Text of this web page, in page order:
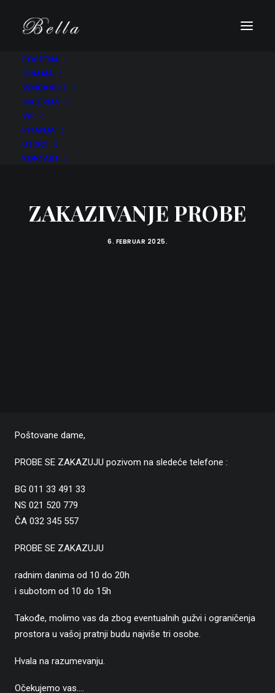
POČETNA
O NAMA
VENČANICE
GALERIJA
VIP
PITANJA
UTISCI
KONTAKT
ZAKAZIVANJE PROBE
6. FEBRUAR 2025.
Poštovane dame,
PROBE SE ZAKAZUJU pozivom na sledeće telefone :
BG 011 33 491 33
NS 021 520 779
ČA 032 345 557
PROBE SE ZAKAZUJU
radnim danima od 10 do 20h
i subotom od 10 do 15h
Takođe, molimo vas da zbog eventualnih gužvi i ograničenja
prostora u vašoj pratnji budu najviše tri osobe.
Hvala na razumevanju.
Očekujemo vas….